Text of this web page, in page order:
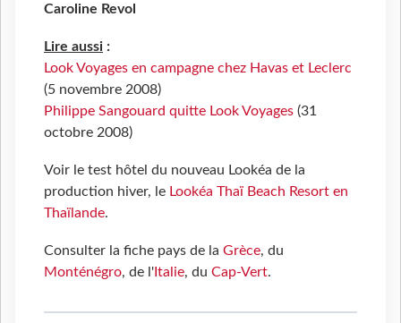
Caroline Revol
Lire aussi :
Look Voyages en campagne chez Havas et Leclerc
(5 novembre 2008)
Philippe Sangouard quitte Look Voyages (31
octobre 2008)
Voir le test hôtel du nouveau Lookéa de la
production hiver, le Lookéa Thaï Beach Resort en
Thaïlande.
Consulter la fiche pays de la Grèce, du
Monténégro, de l' Italie, du Cap-Vert.